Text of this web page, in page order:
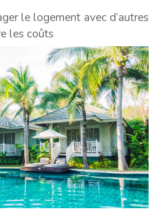
le logement avec d’autres
les coûts